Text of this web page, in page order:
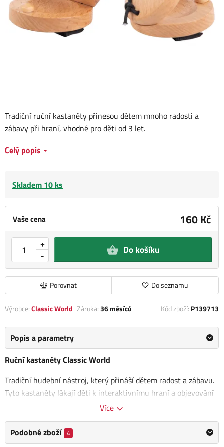
Vaše cena 160 Kč
-
+ Do košíku
Porovnat Do seznamu
Tradiční ruční kastaněty přinesou dětem mnoho radosti a
zábavy při hraní, vhodné pro děti od 3 let.
Celý popis
Skladem 10 ks
Výrobce:Classic World Záruka:36 měsíců Kód zboží: P139713
Popis a parametry
Ruční kastaněty Classic World
Tradiční hudební nástroj, který přináší dětem radost a zábavu.
Tyto kastaněty lákají děti k interaktivnímu hraní a objevování
rytmů. S jednoduchým pohybem rukou vytvářejí poutavé
koordinaci.Ruční kastaněty jsou ideální volbou pro malé
hudební nadšence, kteří si rádi hrají a objevují radost z hudby.
Více
Podobné zboží 4